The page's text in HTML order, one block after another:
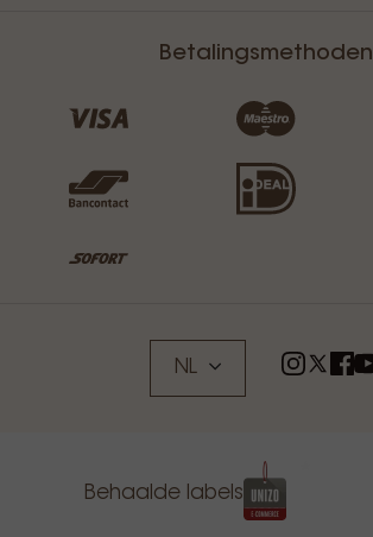
Betalingsmethoden
NL
Behaalde labels